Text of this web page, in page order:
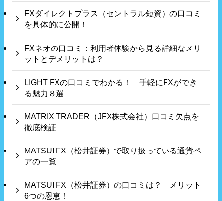
FXダイレクトプラス（セントラル短資）の口コミ
を具体的に公開！
FXネオの口コミ：利用者体験から見る詳細なメリ
ットとデメリットは？
LIGHT FXの口コミでわかる！ 手軽にFXができ
る魅力８選
MATRIX TRADER（JFX株式会社）口コミ欠点を
徹底検証
MATSUI FX（松井証券）で取り扱っている通貨ペ
アの一覧
MATSUI FX（松井証券）の口コミは？ メリット
6つの恩恵！